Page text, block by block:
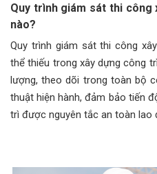
Quy trình giám sát thi công
nào?
Quy trình giám sát thi công
thể thiếu trong xây dựng công
lượng, theo dõi trong toàn bộ
thuật hiện hành, đảm bảo tiến
trì được nguyên tắc an toàn lao